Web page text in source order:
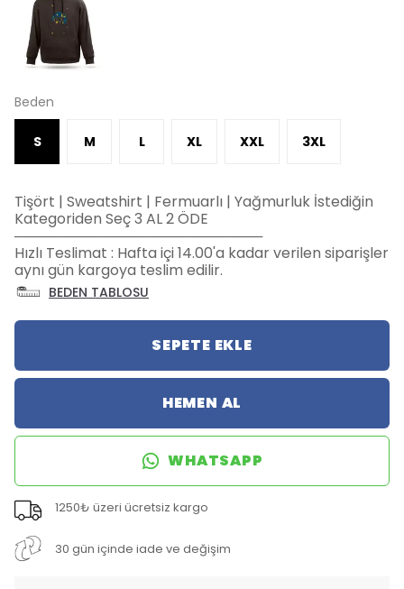
Beden
S M L XL XXL 3XL
Tişört | Sweatshirt | Fermuarlı | Yağmurluk İstediğin
Kategoriden Seç 3 AL 2 ÖDE
─────────────────────────
Hızlı Teslimat : Hafta içi 14.00'a kadar verilen siparişler
aynı gün kargoya teslim edilir.
BEDEN TABLOSU
SEPETE EKLE
HEMEN AL
WHATSAPP
1250₺ üzeri ücretsiz kargo
30 gün içinde iade ve değişim